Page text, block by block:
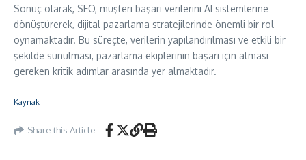
Sonuç olarak, SEO, müşteri başarı verilerini AI sistemlerine
dönüştürerek, dijital pazarlama stratejilerinde önemli bir rol
oynamaktadır. Bu süreçte, verilerin yapılandırılması ve etkili bir
şekilde sunulması, pazarlama ekiplerinin başarı için atması
gereken kritik adımlar arasında yer almaktadır.
Kaynak
Share this Article